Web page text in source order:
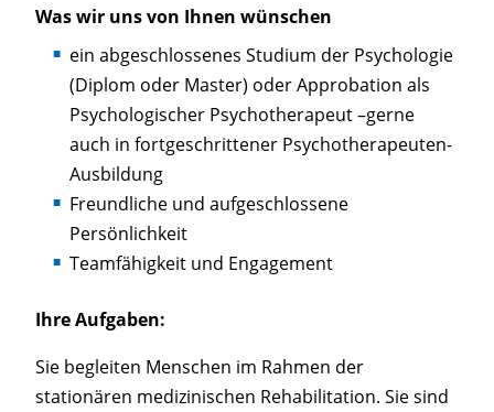
Was wir uns von Ihnen wünschen
ein abgeschlossenes Studium der Psychologie
(Diplom oder Master) oder Approbation als
Psychologischer Psychotherapeut –gerne
auch in fortgeschrittener Psychotherapeuten-
Ausbildung
Freundliche und aufgeschlossene
Persönlichkeit
Teamfähigkeit und Engagement
Ihre Aufgaben:
Sie begleiten Menschen im Rahmen der
stationären medizinischen Rehabilitation. Sie sind